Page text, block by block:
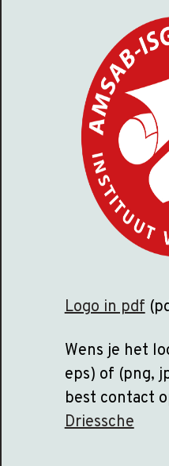
Logo in pdf
Wens je het
eps) of (png,
best contact
Driessche